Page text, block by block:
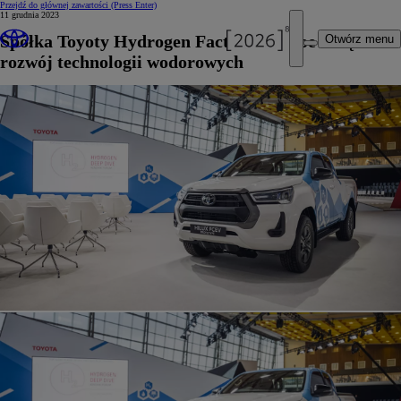
Przejdź do głównej zawartości (Press Enter)
Otwórz menu
11 grudnia 2023
Spółka Toyoty Hydrogen Factory Europe zwiększa
rozwój technologii wodorowych